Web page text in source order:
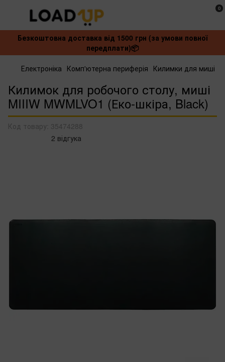
0
Безкоштовна доставка від 1500 грн (за умови повної
передплати)📦
Електроніка Комп'ютерна периферія Килимки для миші
Килимок для робочого столу, миші
MIIIW MWMLVO1 (Еко-шкіра, Black)
Код товару: 35474288
2 відгука